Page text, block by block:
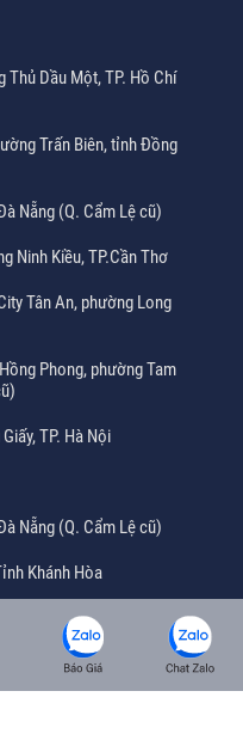
Thủ Dầu Một, TP. Hồ Chí
Trấn Biên, tỉnh Đồng
Nẵng (Q. Cẩm Lệ cũ)
Ninh Kiều, TP.Cần Thơ
Tân An, phường Long
Phong, phường Tam
TP. Hà Nội
Nẵng (Q. Cẩm Lệ cũ)
Khánh Hòa